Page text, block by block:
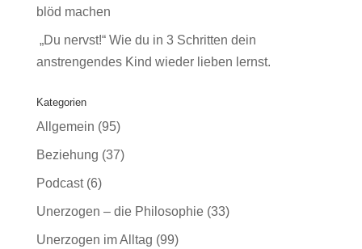
blöd machen
„Du nervst!“ Wie du in 3 Schritten dein
anstrengendes Kind wieder lieben lernst.
Kategorien
Allgemein (95)
Beziehung (37)
Podcast(6)
Unerzogen – die Philosophie(33)
Unerzogen im Alltag (99)